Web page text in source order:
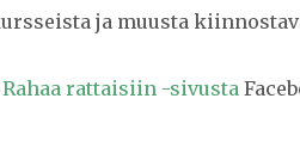
ja muusta
Rahaa rattaisiin -sivusta